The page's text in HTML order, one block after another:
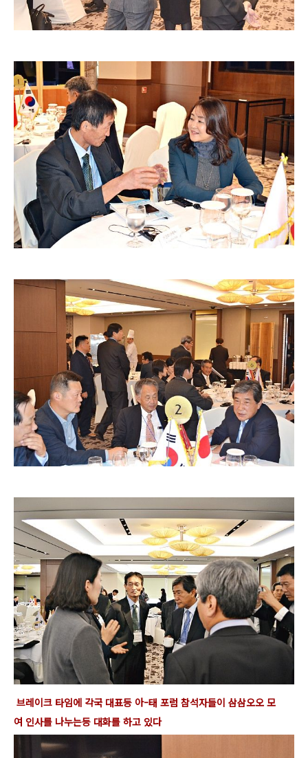
브레이크 타임에 각국 대표등 아-태 포럼 참석자들이 삼삼오오 모
여 인사를 나누는등 대화를 하고 있다